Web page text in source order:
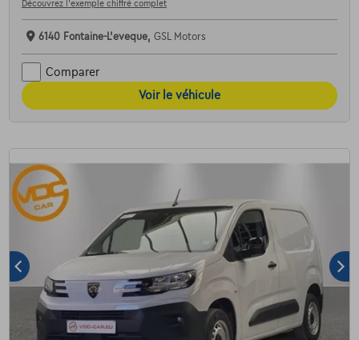
Découvrez l’exemple chiffré complet
6140 Fontaine-L'eveque, GSL Motors
Comparer
Voir le véhicule